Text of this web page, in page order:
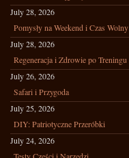
July 28, 2026
Pomysły na Weekend i Czas Wolny
July 28, 2026
Regeneracja i Zdrowie po Treningu
July 26, 2026
Safari i Przygoda
July 25, 2026
DIY: Patriotyczne Przeróbki
July 24, 2026